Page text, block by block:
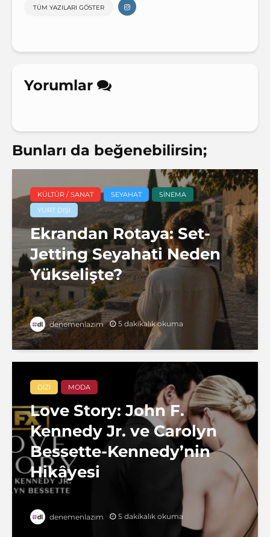
TÜM YAZILARI GÖSTER
Yorumlar
Bunları da beğenebilirsin;
KÜLTÜR / SANAT SEYAHAT
SINEMA
YURT DIŞI
Ekrandan Rotaya: Set-
Jetting Seyahati Neden
Yükselişte?
denemenlazım 5 dakikalık okuma
DIZI MODA
Love Story: John F.
Kennedy Jr. ve Carolyn
Bessette-Kennedy’nin
Hikâyesi
denemenlazım 5 dakikalık okuma